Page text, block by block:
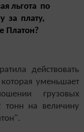
льгота по
за плату,
Платон?
действовать
уменьшает
грузовых
на величину